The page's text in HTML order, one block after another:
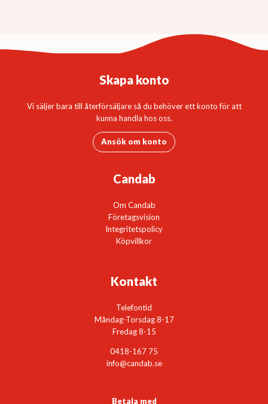
Skapa konto
Vi säljer bara till återförsäljare så du behöver ett konto för att
kunna handla hos oss.
Ansök om konto
Candab
Om Candab
Företagsvision
Integritetspolicy
Köpvillkor
Kontakt
Telefontid
Måndag-Torsdag 8-17
Fredag 8-15
0418-167 75
info@candab.se
Betala med